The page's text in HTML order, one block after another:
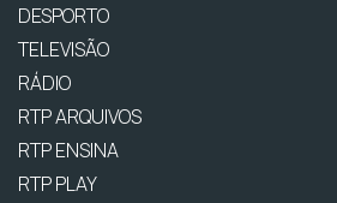
DESPORTO
TELEVISÃO
RÁDIO
RTP ARQUIVOS
RTP ENSINA
RTP PLAY